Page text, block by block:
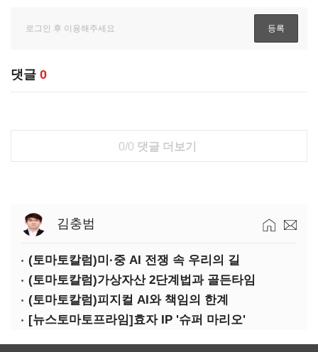
댓글 0
0/0 댓글 더보기
김충범
(토마토칼럼)미·중 AI 전쟁 속 우리의 길
(토마토칼럼)가상자산 2단계법과 골든타임
(토마토칼럼)피지컬 AI와 책임의 한계
[뉴스토마토프라임]효자 IP '슈퍼 마리오'